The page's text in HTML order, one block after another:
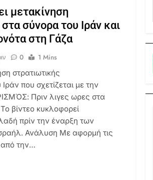
μετακίνηση
σύνορα του Ιράν και
στη Γάζα
0
1 Mins
στρατιωτικής
που σχετίζεται με την
Πριν λιγες ωρες στα
βίντεο κυκλοφορεί
πρίν την έναρξη των
Ανάλυση Με αφορμή τις
από την…